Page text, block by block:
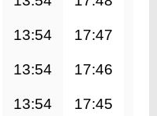
13:54 17:47
13:54 17:46
13:54 17:45